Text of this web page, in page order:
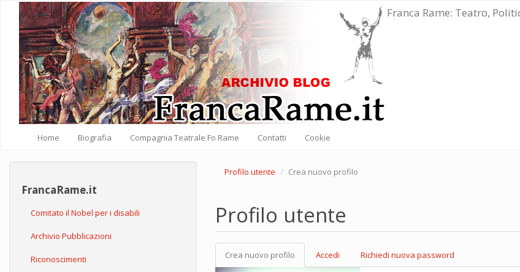
Salta al contenuto principale Franca Rame: Teatro,
Home Biografia Compagnia Teatrale Fo Rame Contatti Cookie
FrancaRame.it
Comitato il Nobel per i disabili
Archivio Pubblicazioni
Riconoscimenti
Profilo utente Crea nuovo profilo
Profilo utente
Schede primarie
Crea nuovo profilo (scheda
attiva)
Accedi Richiedi nuova password